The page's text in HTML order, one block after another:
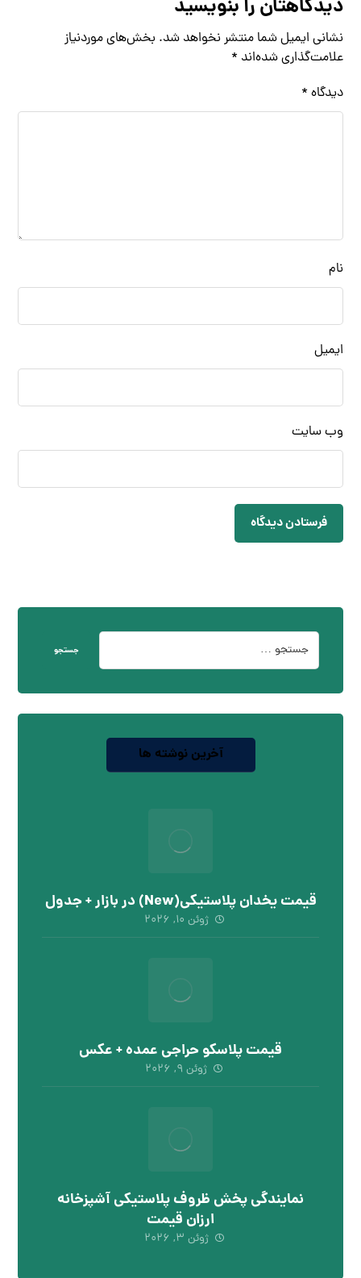
دیدگاهتان را بنویسید
نشانی ایمیل شما منتشر نخواهد شد. بخش‌های موردنیاز
علامت‌گذاری شده‌اند *
دیدگاه *
نام
ایمیل
وب‌ سایت
فرستادن دیدگاه
جستجو
آخرین نوشته ها
قیمت یخدان پلاستیکی(New) در بازار + جدول
ژوئن ۱۰, ۲۰۲۶
قیمت پلاسکو حراجی عمده + عکس
ژوئن ۹, ۲۰۲۶
نمایندگی پخش ظروف پلاستیکی آشپزخانه
ارزان قیمت
ژوئن ۳, ۲۰۲۶